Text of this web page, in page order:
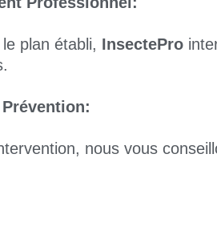
plan établi, InsectePro
nous vous